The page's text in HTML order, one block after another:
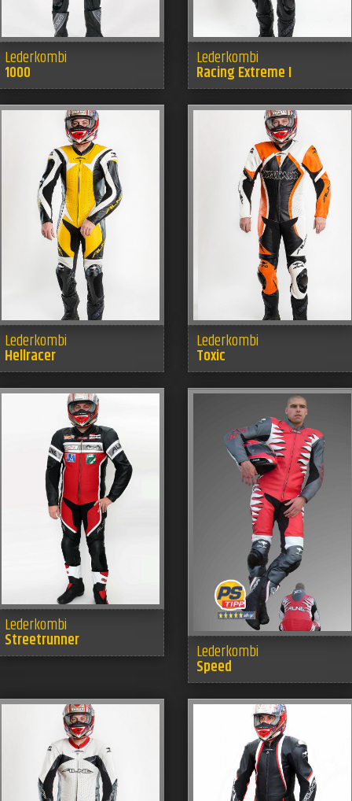
Lederkombi
1000
Lederkombi
Racing Extreme I
Lederkombi
Hellracer
Lederkombi
Toxic
Lederkombi
Streetrunner
Lederkombi
Speed